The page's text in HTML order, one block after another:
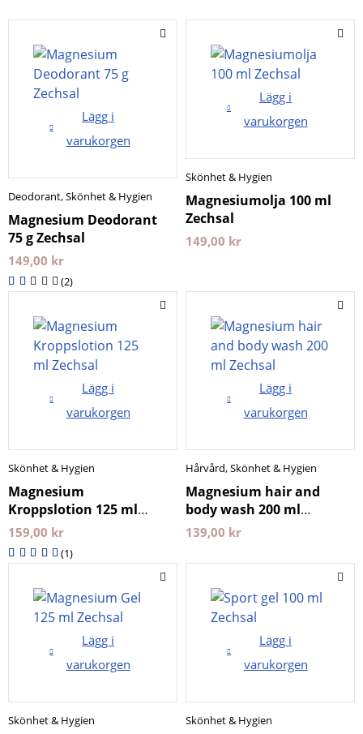
Lägg i
varukorgen
Deodorant,Skönhet & Hygien
Magnesium Deodorant
75 g Zechsal
149,00 kr
(2)
Lägg i
varukorgen
Skönhet & Hygien
Magnesiumolja 100 ml
Zechsal
149,00 kr
Lägg i
varukorgen
Skönhet & Hygien
Magnesium
Kroppslotion 125 ml
Zechsal
159,00 kr
(1)
Lägg i
varukorgen
Hårvård,Skönhet & Hygien
Magnesium hair and
body wash 200 ml
Zechsal
139,00 kr
Lägg i
varukorgen
Skönhet & Hygien
Lägg i
varukorgen
Skönhet & Hygien